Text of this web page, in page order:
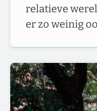
relatieve
er zo weinig